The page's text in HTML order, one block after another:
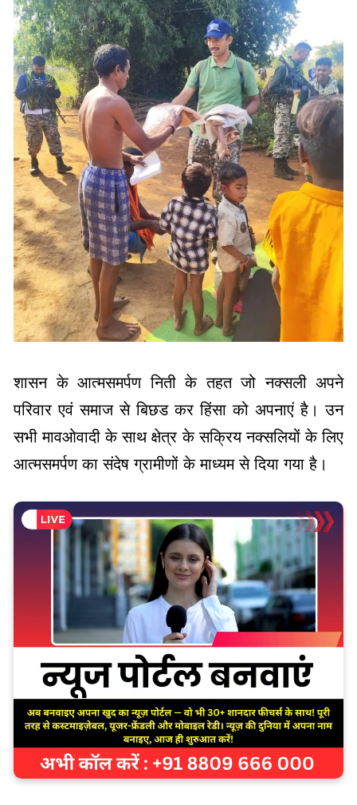
शासन के आत्मसमर्पण निती के तहत जो नक्सली अपने
परिवार एवं समाज से बिछड कर हिंसा को अपनाएं है। उन
सभी मावओवादी के साथ क्षेत्र के सक्रिय नक्सलियों के लिए
आत्मसमर्पण का संदेष ग्रामीणों के माध्यम से दिया गया है।